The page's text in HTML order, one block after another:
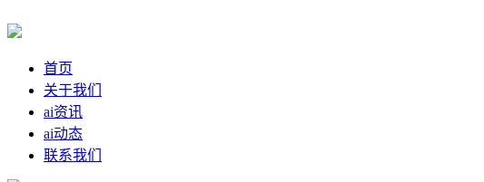
首页
关于我们
ai资讯
ai动态
联系我们